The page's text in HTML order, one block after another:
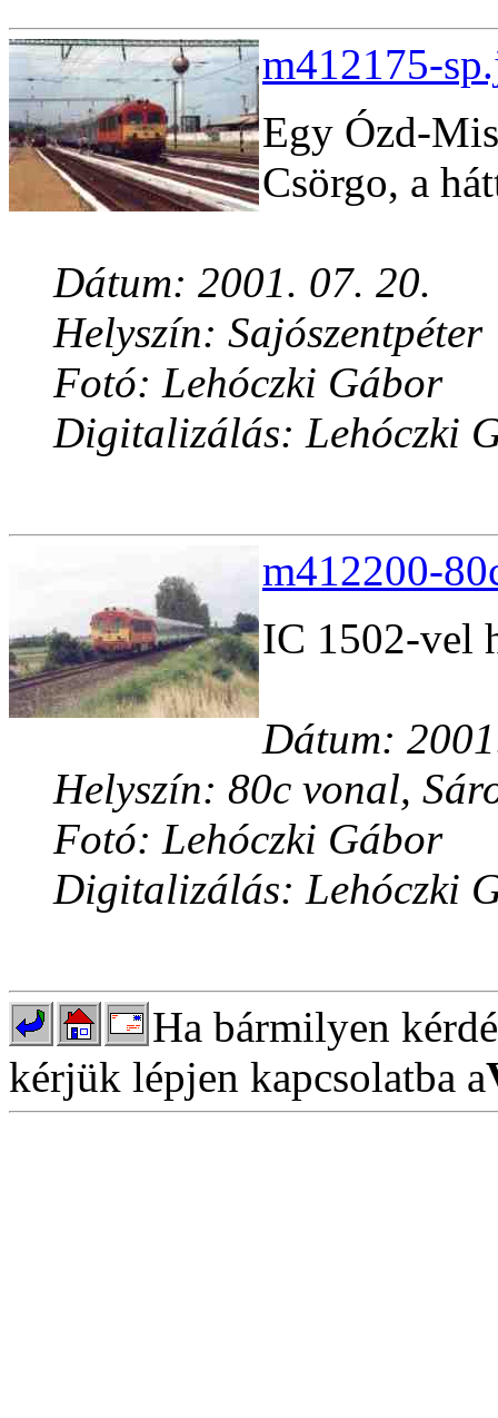
m412175-
Egy Ózd-
Csörgo, a
Dátum: 2001. 07. 20.
Helyszín: Sajószentpéter
Fotó: Lehóczki Gábor
Digitalizálás: Lehóczki
m412200-
IC 1502-vel
Dátum:
Helyszín: 80c vonal,
Fotó: Lehóczki Gábor
Digitalizálás: Lehóczki
Ha bármilyen
kérjük lépjen kapcsolatba a